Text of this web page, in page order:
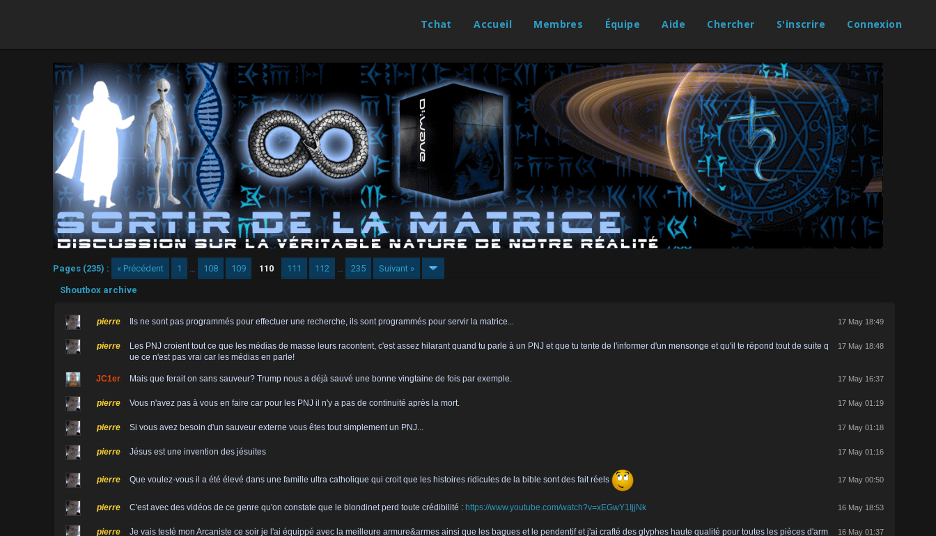
Tchat Accueil Membres Équipe Aide Chercher S'inscrire Connexion
Pages (235) : « Précédent 1 … 108 109 110 111 112 … 235 Suivant »
Shoutbox archive
pierre Ils ne sont pas programmés pour effectuer une recherche, ils sont programmés pour servir la matrice... 17 May 18:49
pierre
Les PNJ croient tout ce que les médias de masse leurs racontent, c'est assez hilarant quand tu parle à un PNJ et que tu tente de l'informer d'un mensonge et qu'il te répond tout de suite q
ue ce n'est pas vrai car les médias en parle!
17 May 18:48
JC1er Mais que ferait on sans sauveur? Trump nous a déjà sauvé une bonne vingtaine de fois par exemple. 17 May 16:37
pierre Vous n'avez pas à vous en faire car pour les PNJ il n'y a pas de continuité après la mort. 17 May 01:19
pierre Si vous avez besoin d'un sauveur externe vous êtes tout simplement un PNJ... 17 May 01:18
pierre Jésus est une invention des jésuites 17 May 01:16
pierre Que voulez-vous il a été élevé dans une famille ultra catholique qui croit que les histoires ridicules de la bible sont des fait réels 17 May 00:50
pierre C'est avec des vidéos de ce genre qu'on constate que le blondinet perd toute crédibilité : https://www.youtube.com/watch?v=xEGwY1IjjNk 16 May 18:53
pierre
Je vais testé mon Arcaniste ce soir je l'ai équippé avec la meilleure armure&armes ainsi que les bagues et le pendentif et j'ai crafté des glyphes haute qualité pour toutes les pièces d'arm
16 May 01:37